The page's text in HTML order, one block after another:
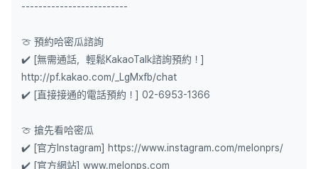
-------------------------
🍈 預約哈密瓜諮詢
✔️ [無需通話，輕鬆KakaoTalk諮詢預約！]
http://pf.kakao.com/_LgMxfb/chat
✔️ [直接接通的電話預約！] 02-6953-1366
🍈 搶先看哈密瓜
✔️ [官方Instagram] https://www.instagram.com/melonprs/
✔️ [官方網站] www.melonps.com